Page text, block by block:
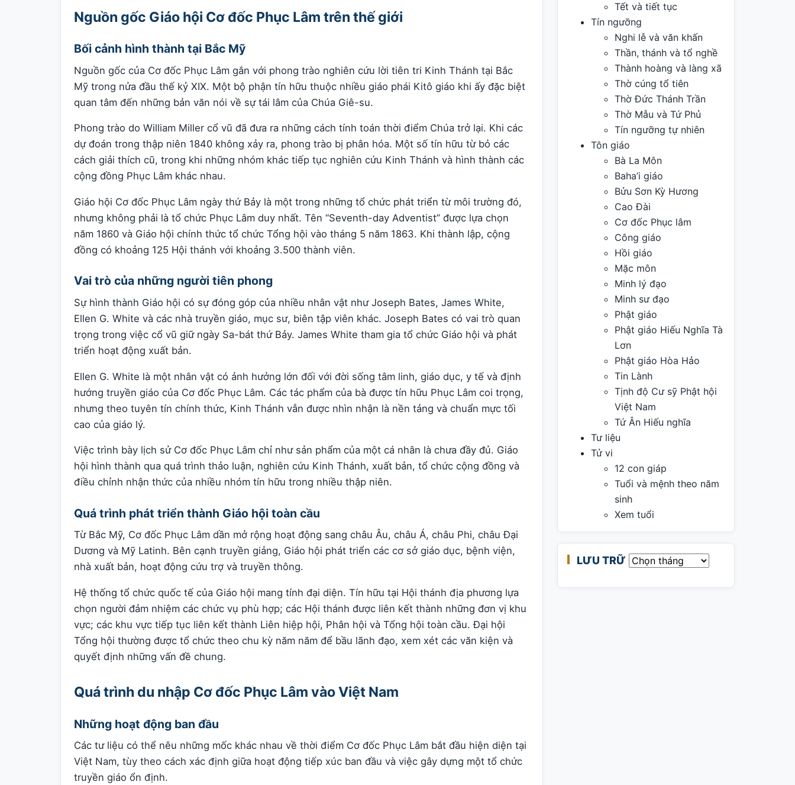
Nguồn gốc Giáo hội Cơ đốc Phục Lâm trên thế giới
Bối cảnh hình thành tại Bắc Mỹ
Nguồn gốc của Cơ đốc Phục Lâm gắn với phong trào nghiên cứu lời tiên tri Kinh Thánh tại Bắc
Mỹ trong nửa đầu thế kỷ XIX. Một bộ phận tín hữu thuộc nhiều giáo phái Kitô giáo khi ấy đặc biệt
quan tâm đến những bản văn nói về sự tái lâm của Chúa Giê-su.
Phong trào do William Miller cổ vũ đã đưa ra những cách tính toán thời điểm Chúa trở lại. Khi các
dự đoán trong thập niên 1840 không xảy ra, phong trào bị phân hóa. Một số tín hữu từ bỏ các
cách giải thích cũ, trong khi những nhóm khác tiếp tục nghiên cứu Kinh Thánh và hình thành các
cộng đồng Phục Lâm khác nhau.
Giáo hội Cơ đốc Phục Lâm ngày thứ Bảy là một trong những tổ chức phát triển từ môi trường đó,
nhưng không phải là tổ chức Phục Lâm duy nhất. Tên “Seventh-day Adventist” được lựa chọn
năm 1860 và Giáo hội chính thức tổ chức Tổng hội vào tháng 5 năm 1863. Khi thành lập, cộng
đồng có khoảng 125 Hội thánh với khoảng 3.500 thành viên.
Vai trò của những người tiên phong
Sự hình thành Giáo hội có sự đóng góp của nhiều nhân vật như Joseph Bates, James White,
Ellen G. White và các nhà truyền giáo, mục sư, biên tập viên khác. Joseph Bates có vai trò quan
trọng trong việc cổ vũ giữ ngày Sa-bát thứ Bảy. James White tham gia tổ chức Giáo hội và phát
triển hoạt động xuất bản.
Ellen G. White là một nhân vật có ảnh hưởng lớn đối với đời sống tâm linh, giáo dục, y tế và định
hướng truyền giáo của Cơ đốc Phục Lâm. Các tác phẩm của bà được tín hữu Phục Lâm coi trọng,
nhưng theo tuyên tín chính thức, Kinh Thánh vẫn được nhìn nhận là nền tảng và chuẩn mực tối
cao của giáo lý.
Việc trình bày lịch sử Cơ đốc Phục Lâm chỉ như sản phẩm của một cá nhân là chưa đầy đủ. Giáo
hội hình thành qua quá trình thảo luận, nghiên cứu Kinh Thánh, xuất bản, tổ chức cộng đồng và
điều chỉnh nhận thức của nhiều nhóm tín hữu trong nhiều thập niên.
Quá trình phát triển thành Giáo hội toàn cầu
Từ Bắc Mỹ, Cơ đốc Phục Lâm dần mở rộng hoạt động sang châu Âu, châu Á, châu Phi, châu Đại
Dương và Mỹ Latinh. Bên cạnh truyền giảng, Giáo hội phát triển các cơ sở giáo dục, bệnh viện,
nhà xuất bản, hoạt động cứu trợ và truyền thông.
Hệ thống tổ chức quốc tế của Giáo hội mang tính đại diện. Tín hữu tại Hội thánh địa phương lựa
chọn người đảm nhiệm các chức vụ phù hợp; các Hội thánh được liên kết thành những đơn vị khu
vực; các khu vực tiếp tục liên kết thành Liên hiệp hội, Phân hội và Tổng hội toàn cầu. Đại hội
Tổng hội thường được tổ chức theo chu kỳ năm năm để bầu lãnh đạo, xem xét các văn kiện và
quyết định những vấn đề chung.
Quá trình du nhập Cơ đốc Phục Lâm vào Việt Nam
Những hoạt động ban đầu
Các tư liệu có thể nêu những mốc khác nhau về thời điểm Cơ đốc Phục Lâm bắt đầu hiện diện tại
Việt Nam, tùy theo cách xác định giữa hoạt động tiếp xúc ban đầu và việc gây dựng một tổ chức
truyền giáo ổn định.
Tết và tiết tục
Tín ngưỡng
Nghi lễ và văn khấn
Thần, thánh và tổ nghề
Thành hoàng và làng xã
Thờ cúng tổ tiên
Thờ Đức Thánh Trần
Thờ Mẫu và Tứ Phủ
Tín ngưỡng tự nhiên
Tôn giáo
Bà La Môn
Baha’i giáo
Bửu Sơn Kỳ Hương
Cao Đài
Cơ đốc Phục lâm
Công giáo
Hồi giáo
Mặc môn
Minh lý đạo
Minh sư đạo
Phật giáo
Phật giáo Hiếu Nghĩa Tà
Lơn
Phật giáo Hòa Hảo
Tin Lành
Tịnh độ Cư sỹ Phật hội
Việt Nam
Tứ Ân Hiếu nghĩa
Tư liệu
Tử vi
12 con giáp
Tuổi và mệnh theo năm
sinh
Xem tuổi
LƯU TRỮ Lưu trữ